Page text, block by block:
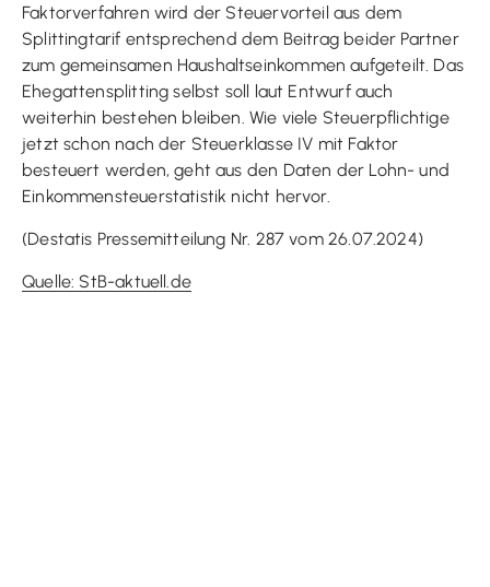
Faktorverfahren wird der Steuervorteil aus dem
Splittingtarif entsprechend dem Beitrag beider Partner
zum gemeinsamen Haushaltseinkommen aufgeteilt. Das
Ehegattensplitting selbst soll laut Entwurf auch
weiterhin bestehen bleiben. Wie viele Steuerpflichtige
jetzt schon nach der Steuerklasse IV mit Faktor
besteuert werden, geht aus den Daten der Lohn- und
Einkommensteuerstatistik nicht hervor.
(Destatis Pressemitteilung Nr. 287 vom 26.07.2024)
Quelle: StB-aktuell.de